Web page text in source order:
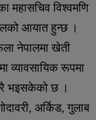
महासचिव विश्वमणि
आयात हुन्छ ।
नेपालमा खेती
व्यावसायिक रूपमा
भइसकेको छ ।
अर्किड, गुलाब